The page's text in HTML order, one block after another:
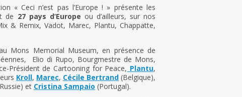
« Ceci n’est pas l’Europe ! » présente les
de 27 pays d’Europe ou d’ailleurs, sur nos
& Remix, Vadot, Marec, Plantu, Chappatte,
Mons Memorial Museum, en présence de
Elio di Rupo, Bourgmestre de Mons,
Président de Cartooning for Peace, Plantu,
Kroll, Marec, Cécile Bertrand(Belgique),
et Cristina Sampaio (Portugal).